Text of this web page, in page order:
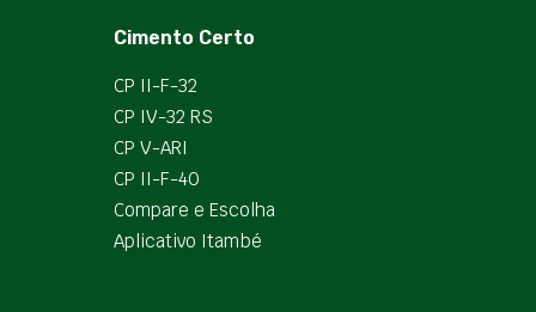
Cimento Certo
CP II-F-32
CP IV-32 RS
CP V-ARI
CP II-F-40
Compare e Escolha
Aplicativo Itambé